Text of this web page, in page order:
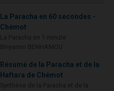
La Paracha en 60 secondes -
Chémot
Résumé de la Paracha et de la
Haftara de Chémot